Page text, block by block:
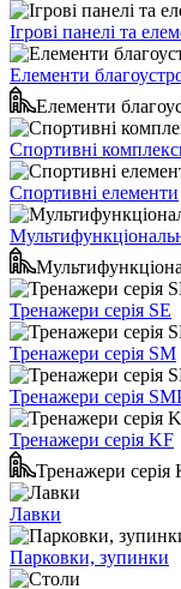
Ігрові панелі та
Елементи
Елементи
Спортивні
Спортивні елементи
Тренажери серія SE
Тренажери серія SM
Тренажери серія
Тренажери серія KF
Тренажери серія
Лавки
Парковки, зупинки